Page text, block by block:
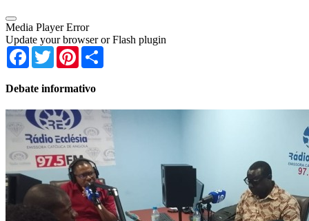
Media Player Error
Update your browser or Flash plugin
Facebook
TwitterPinterest
Debate informativo